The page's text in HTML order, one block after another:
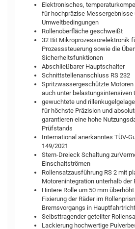
Elektronisches,
für hochpräzise Messergebnisse
Umweltbedingungen
Rollenoberfläche geschweißt
32 Bit Mikroprozessorelektronik
Prozesssteuerung sowie die
Sicherheitsfunktionen
Abschließbarer Hauptschalter
Schnittstellenanschluss RS 232
Spritzwassergeschützte
auch unter belastungsintensiven
gewuchtete und
für höchste Präzision und
garantieren eine hohe
Prüfstands
International anerkanntes TÜV-
149/2021
Stern-Dreieck Schaltung
Einschaltströmen
Rollensatzausführung RS 2 mit
Motorenintegration unterhalb der
Hintere Rolle um 50 mm
Fixierung der Räder im
Bremsvorgangs in
Selbsttragender geteilter
Lackierung hochwertige